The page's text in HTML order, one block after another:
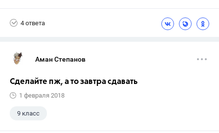
4 ответа
Аман Степанов
Сделайте пж, а то завтра сдавать
1 февраля 2018
9 класс